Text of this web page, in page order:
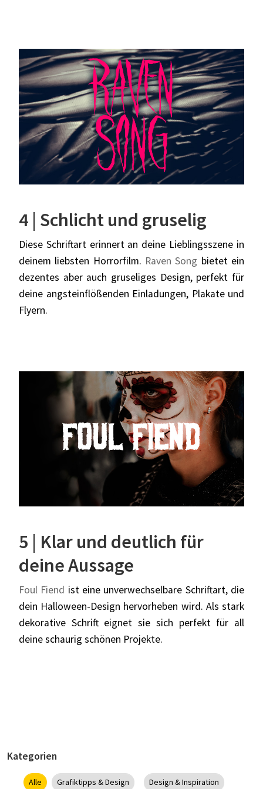
4 | Schlicht und gruselig
Diese Schriftart erinnert an deine Lieblingsszene in
deinem liebsten Horrorfilm. Raven Song bietet ein
dezentes aber auch gruseliges Design, perfekt für
deine angsteinflößenden Einladungen, Plakate und
Flyern.
5 | Klar und deutlich für
deine Aussage
Foul Fiend ist eine unverwechselbare Schriftart, die
dein Halloween-Design hervorheben wird. Als stark
dekorative Schrift eignet sie sich perfekt für all
deine schaurig schönen Projekte.
Kategorien
Alle Grafiktipps & Design Design & Inspiration